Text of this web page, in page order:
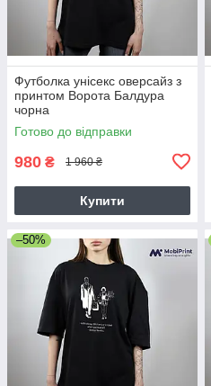
Футболка унісекс оверсайз з
принтом Ворота Балдура
чорна
Готово до відправки
980 ₴ 1 960 ₴
Купити
–50%